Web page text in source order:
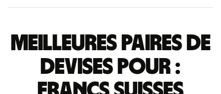
Meilleures paires de
devises pour :